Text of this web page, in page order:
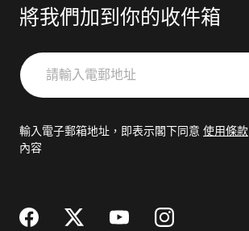
將我們加到你的收件箱
請
輸
郵
輸入電子郵箱地址，即表示閣下同意 使用條款
內容